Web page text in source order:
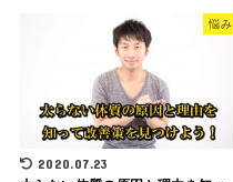
悩み
2020.07.23